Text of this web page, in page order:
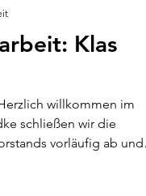
Klas
willkommen im
schließen wir die
vorläufig ab und